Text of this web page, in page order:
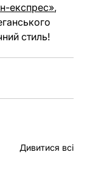
експрес»,
стиль!
Дивитися всі